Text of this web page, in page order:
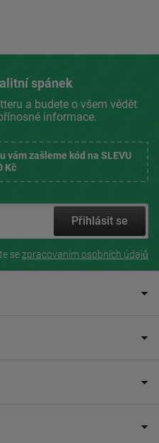
spánek
a budete o všem vědět
informace.
vám zašleme kód na SLEVU
Kč
Přihlásit se
sezpracovaním osobních údajů